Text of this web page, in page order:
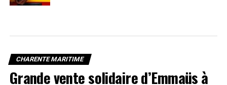
CHARENTE MARITIME
Grande vente solidaire d’Emmaüs à